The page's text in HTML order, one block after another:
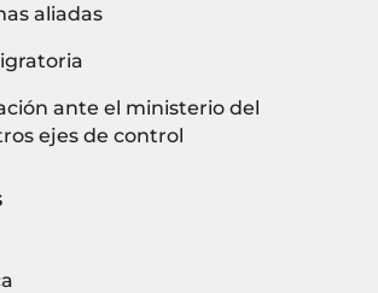
aliadas
ante el ministerio del
ejes de control